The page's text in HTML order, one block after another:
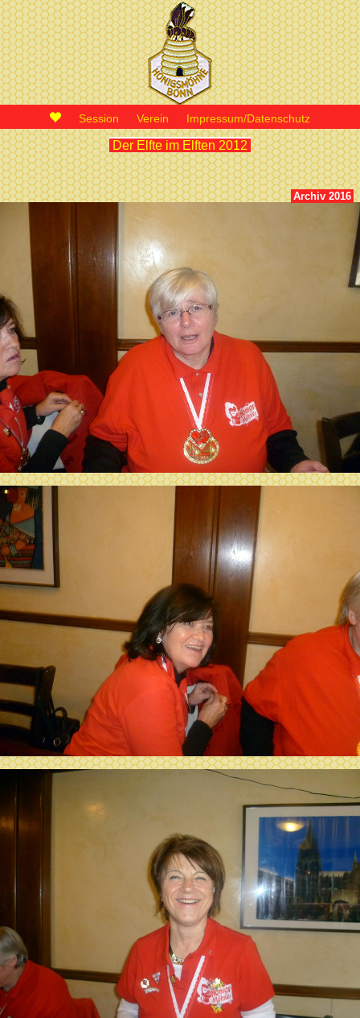
Session Verein Impressum/Datenschutz
Der Elfte im Elften 2012
Archiv 2016